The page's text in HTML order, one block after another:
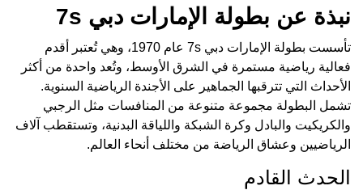
نبذة عن بطولة الإمارات دبي 7s
تأسست بطولة الإمارات دبي 7s عام 1970، وهي تُعتبر أقدم
فعالية رياضية مستمرة في الشرق الأوسط، وتُعد واحدة من أكثر
الأحداث التي تترقبها الجماهير على الأجندة الرياضية السنوية.
تشمل البطولة مجموعة متنوعة من المنافسات مثل الرجبي
والكريكيت والبادل وكرة الشبكة واللياقة البدنية، وتستقطب آلاف
الرياضيين وعشاق الرياضة من مختلف أنحاء العالم.
الحدث القادم